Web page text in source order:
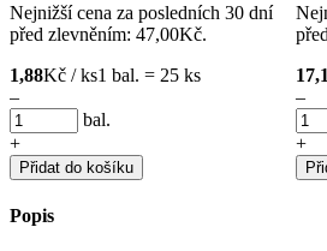
Nejnižší cena za posledních 30 dní
před zlevněním: 47,00Kč.
1,88Kč / ks1 bal. = 25 ks
–
bal.
+
Přidat do košíku
–
+
Popis